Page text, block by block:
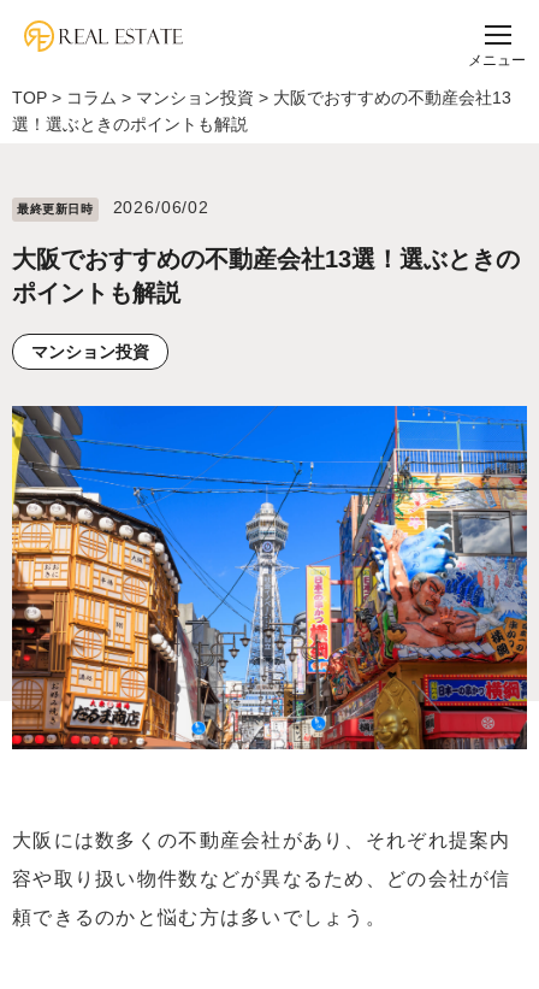
メニュー
TOP > コラム > マンション投資 > 大阪でおすすめの不動産会社13
選！選ぶときのポイントも解説
最終更新⽇時 2026/06/02
大阪でおすすめの不動産会社13選！選ぶときの
ポイントも解説
マンション投資
大阪には数多くの不動産会社があり、それぞれ提案内
容や取り扱い物件数などが異なるため、どの会社が信
頼できるのかと悩む方は多いでしょう。